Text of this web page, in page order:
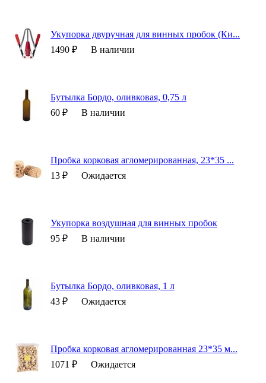
Укупорка двуручная для винных пробок (Ки...
1490 ₽
В наличии
Бутылка Бордо, оливковая, 0,75 л
60 ₽
В наличии
Пробка корковая агломерированная, 23*35 ...
13 ₽
Ожидается
Укупорка воздушная для винных пробок
95 ₽
В наличии
Бутылка Бордо, оливковая, 1 л
43 ₽
Ожидается
Пробка корковая агломерированная 23*35 м...
1071 ₽
Ожидается